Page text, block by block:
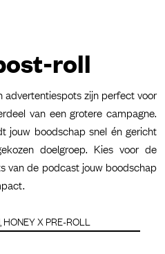
roll
advertentiespots zijn perfect voor
van een grotere campagne.
jouw boodschap snel én gericht
doelgroep. Kies voor de
van de podcast jouw boodschap
X PRE-ROLL